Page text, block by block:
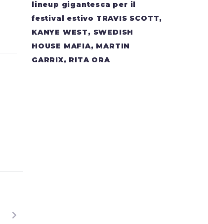
lineup gigantesca per il
festival estivo TRAVIS SCOTT,
KANYE WEST, SWEDISH
HOUSE MAFIA, MARTIN
GARRIX, RITA ORA